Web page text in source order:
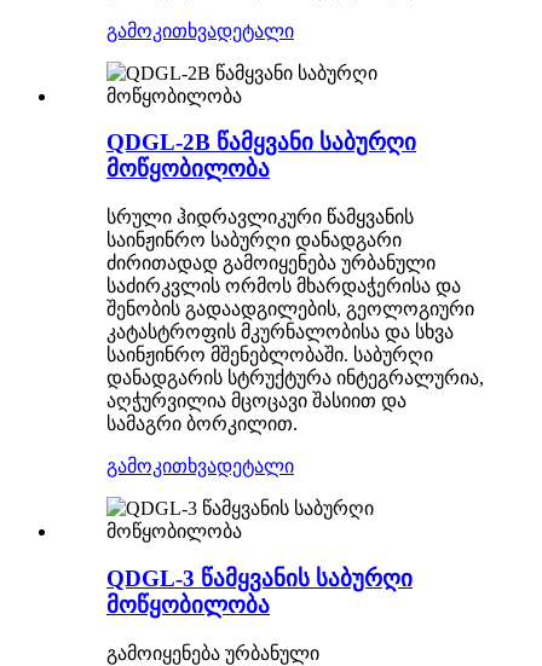
გამოკითხვადეტალი
QDGL-2B წამყვანი საბურღი
მოწყობილობა
სრული ჰიდრავლიკური წამყვანის
საინჟინრო საბურღი დანადგარი
ძირითადად გამოიყენება ურბანული
საძირკვლის ორმოს მხარდაჭერისა და
შენობის გადაადგილების, გეოლოგიური
კატასტროფის მკურნალობისა და სხვა
საინჟინრო მშენებლობაში. საბურღი
დანადგარის სტრუქტურა ინტეგრალურია,
აღჭურვილია მცოცავი შასიით და
სამაგრი ბორკილით.
გამოკითხვადეტალი
QDGL-3 წამყვანის საბურღი
მოწყობილობა
გამოიყენება ურბანული